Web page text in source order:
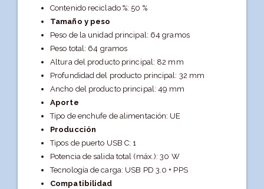
Contenido reciclado %: 50 %
Tamaño y peso
Peso de la unidad principal: 64 gramos
Peso total: 64 gramos
Altura del producto principal: 82 mm
Profundidad del producto principal: 32 mm
Ancho del producto principal: 49 mm
Aporte
Tipo de enchufe de alimentación: UE
Producción
Tipos de puerto USB C: 1
Potencia de salida total (máx.): 30 W
Tecnología de carga: USB PD 3.0 + PPS
Compatibilidad